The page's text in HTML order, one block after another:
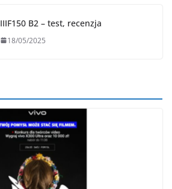
IIIF150 B2 – test, recenzja
18/05/2025